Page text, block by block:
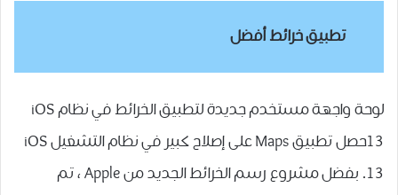
تطبيق خرائط أفضل
لوحة واجهة مستخدم جديدة لتطبيق الخرائط في نظام iOS
13حصل تطبيق Maps على إصلاح كبير في نظام التشغيل iOS
13. بفضل مشروع رسم الخرائط الجديد من Apple ، تم